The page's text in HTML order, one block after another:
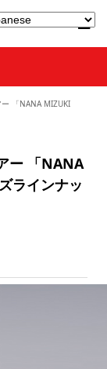
「NANA MIZUKI
ー 「NANA
ラインナッ